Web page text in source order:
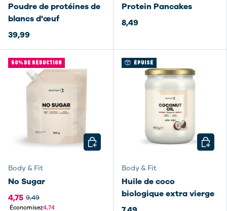
Poudre de protéines de
blancs d'œuf
39,99
Protein Pancakes
8,49
50% DE RÉDUCTION
Body & Fit
No Sugar
4,75 9,49
Économisez4,74
CHOISIR LES OPTIONS
ÉPUISÉ
Body & Fit
Huile de coco
biologique extra vierge